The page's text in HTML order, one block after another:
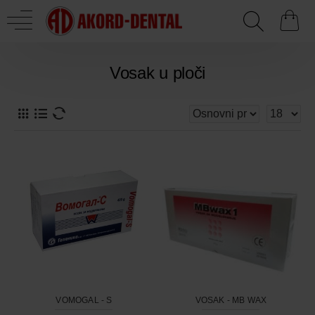
Vosak u ploči
VOMOGAL - S VOSAK - MB WAX